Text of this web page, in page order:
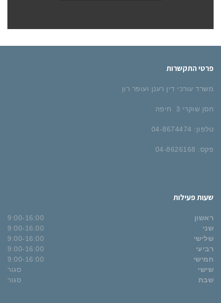
פרטי התקשרות
משרד עורכי דין רענן ועופר רון
חסן שוקרי 3 חיפה
טלפון: 04-8674474
פקס: 04-8626168
שעות פעילות
ראשון
9:00-16:00
שני
9:00-16:00
שלישי
9:00-16:00
רביעי
9:00-16:00
חמישי
9:00-16:00
שישי
סגור
שבת
סגור